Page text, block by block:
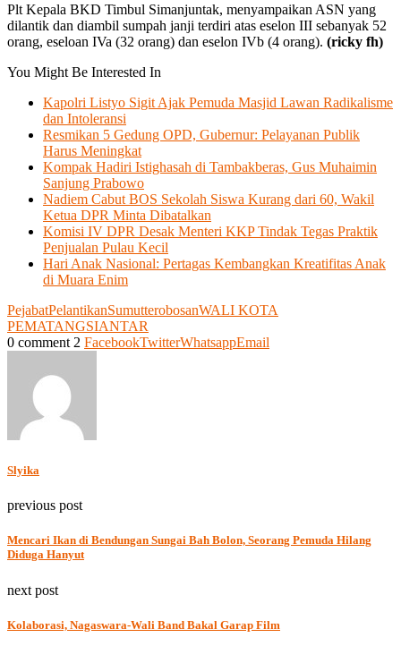
Plt Kepala BKD Timbul Simanjuntak, menyampaikan ASN yang
dilantik dan diambil sumpah janji terdiri atas eselon III sebanyak 52
orang, eseloan IVa (32 orang) dan eselon IVb (4 orang). (ricky fh)
You Might Be Interested In
Kapolri Listyo Sigit Ajak Pemuda Masjid Lawan Radikalisme
dan Intoleransi
Resmikan 5 Gedung OPD, Gubernur: Pelayanan Publik
Harus Meningkat
Kompak Hadiri Istighasah di Tambakberas, Gus Muhaimin
Sanjung Prabowo
Nadiem Cabut BOS Sekolah Siswa Kurang dari 60, Wakil
Ketua DPR Minta Dibatalkan
Komisi IV DPR Desak Menteri KKP Tindak Tegas Praktik
Penjualan Pulau Kecil
Hari Anak Nasional: Pertagas Kembangkan Kreatifitas Anak
di Muara Enim
PejabatPelantikanSumutterobosanWALI KOTA
PEMATANGSIANTAR
0 comment 2 FacebookTwitterWhatsappEmail
Slyika
previous post
Mencari Ikan di Bendungan Sungai Bah Bolon, Seorang Pemuda Hilang
Diduga Hanyut
next post
Kolaborasi, Nagaswara-Wali Band Bakal Garap Film